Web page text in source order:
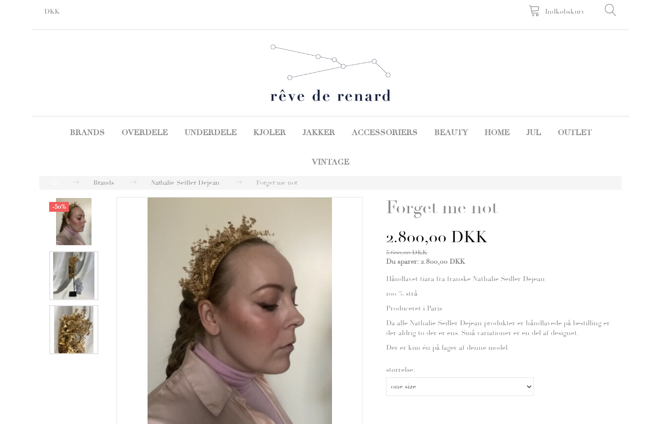
DKK Indkøbskurv
BRANDS OVERDELE UNDERDELE KJOLER JAKKER ACCESSORIERS BEAUTY HOME JUL OUTLET
VINTAGE
Brands Nathalie Seiller Dejean Forget me not
-50% Forget me not
2.800,00 DKK
5.600,00 DKK
Du sparer: 2.800,00 DKK
Håndlavet tiara fra franske Nathalie Seiller Dejean
100 % strå
Produceret i Paris
Da alle Nathalie Seiller Dejean produkter er håndlavede på bestilling er
der aldrig to der er ens. Små variationer er en del af designet.
Der er kun én på lager af denne model.
størrelse: